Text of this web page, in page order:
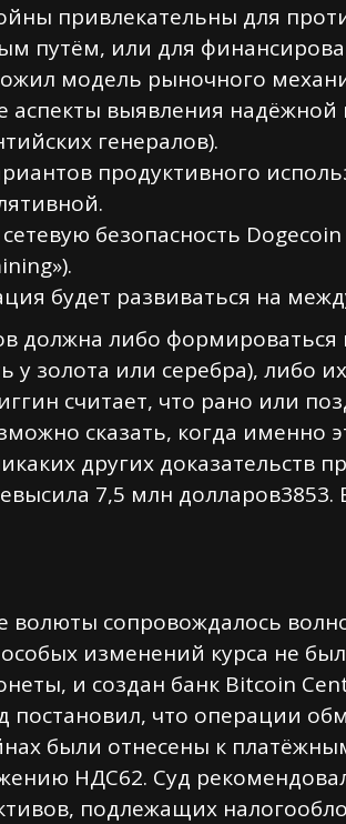
привлекательны для
путём, или для
модель рыночного
аспекты выявления
генералов).
продуктивного
безопасность
будет развиваться на
должна либо
у золота или серебра), либо
считает, что рано или
сказать, когда именно
других доказательств
7,5 млн
волюты сопровождалось
изменений курса не
и создан банк Bitcoin
постановил, что операции
были отнесены к
НДС62. Суд
подлежащих